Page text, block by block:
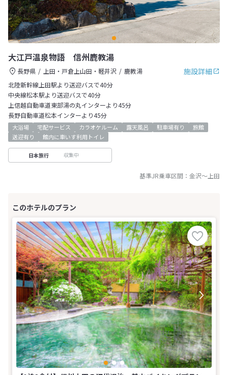
大江戸温泉物語 信州鹿教湯
施設詳細
長野県 上田・戸倉上山田・軽井沢
鹿教湯
北陸新幹線上田駅より送迎バスで40分
中央線松本駅より送迎バスで40分
上信越自動車道東部湯の丸インターより45分
長野自動車道松本インターより45分
大浴場 宅配サービス カラオケルーム 露天風呂 駐車場有り
旅館
送迎有り
館内に車いす利用トイレ
日本旅行 収集中
基準JR乗車区間： 金沢～ 上田